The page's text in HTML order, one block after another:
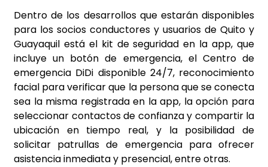
Dentro de los desarrollos que estarán disponibles
para los socios conductores y usuarios de Quito y
Guayaquil está el kit de seguridad en la app, que
incluye un botón de emergencia, el Centro de
emergencia DiDi disponible 24/7, reconocimiento
facial para verificar que la persona que se conecta
sea la misma registrada en la app, la opción para
seleccionar contactos de confianza y compartir la
ubicación en tiempo real, y la posibilidad de
solicitar patrullas de emergencia para ofrecer
asistencia inmediata y presencial, entre otras.